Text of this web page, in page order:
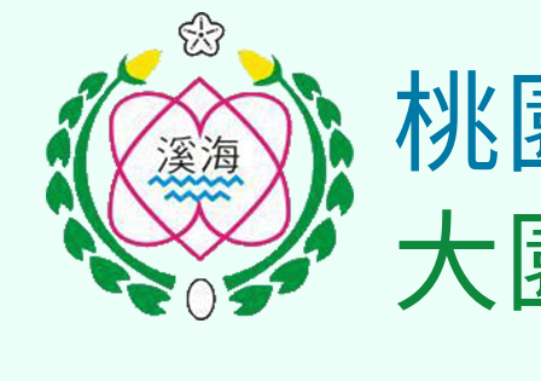
桃
大